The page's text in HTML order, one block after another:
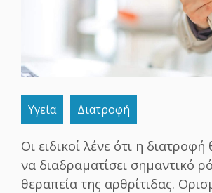
Υγεία Διατροφή
Οι ειδικοί λένε ότι η
να διαδραματίσει σημαντικό
θεραπεία της αρθρίτιδας.